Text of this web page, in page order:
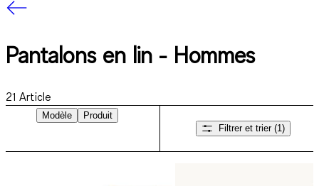
Pantalons en lin - Hommes
21 Article
Modèle
Produit
Filtrer et trier (1)